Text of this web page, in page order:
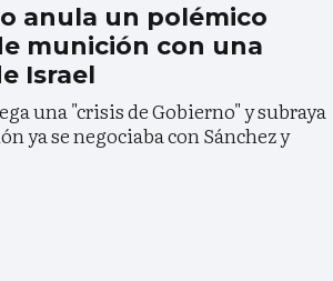
anula un polémico
munición con una
Israel
una "crisis de Gobierno" y subraya
ya se negociaba con Sánchez y